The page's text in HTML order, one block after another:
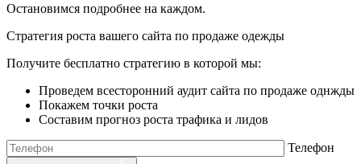
Остановимся подробнее на каждом.
Стратегия роста вашего сайта по продаже одежды
Получите бесплатно стратегию в которой мы:
Проведем всесторонний аудит сайта по продаже однжды
Покажем точки роста
Составим прогноз роста трафика и лидов
Телефон